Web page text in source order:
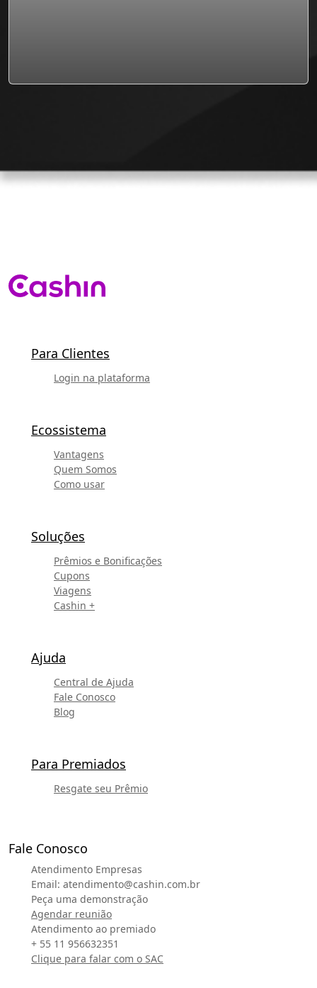
Ecossistema
Vantagens
Quem Somos
Como usar
Soluções
Prêmios e Bonificações
Cupons
Viagens
Cashin +
Ajuda
Central de Ajuda
Fale Conosco
Blog
Para Clientes
Login na plataforma
Para Premiados
Resgate seu Prêmio
Fale Conosco
Atendimento Empresas
Email: atendimento@cashin.com.br
Peça uma demonstração
Agendar reunião
Atendimento ao premiado
+ 55 11 956632351
Clique para falar com o SAC